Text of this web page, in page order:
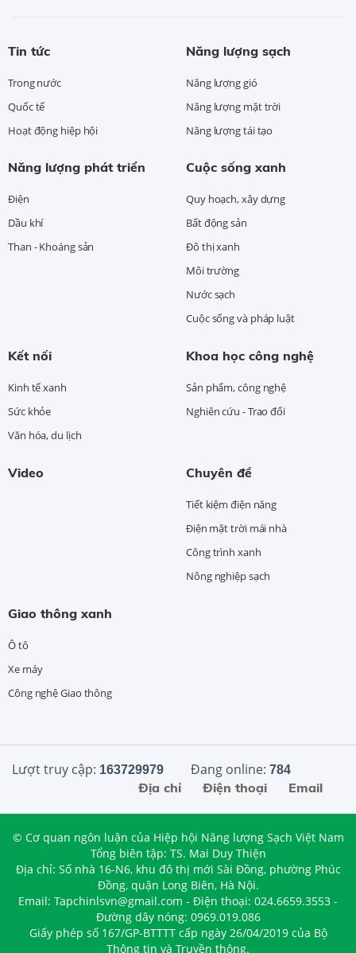
Tin tức
Trong nước
Quốc tế
Hoạt động hiệp hội
Năng lượng sạch
Năng lượng gió
Năng lượng mặt trời
Năng lượng tái tạo
Năng lượng phát triển
Điện
Dầu khí
Than - Khoáng sản
Cuộc sống xanh
Quy hoạch, xây dựng
Bất động sản
Đô thị xanh
Môi trường
Nước sạch
Cuộc sống và pháp luật
Kết nối
Kinh tế xanh
Sức khỏe
Văn hóa, du lịch
Khoa học công nghệ
Sản phẩm, công nghệ
Nghiên cứu - Trao đổi
Video Chuyên đề
Tiết kiệm điện năng
Điện mặt trời mái nhà
Công trình xanh
Nông nghiệp sạch
Giao thông xanh
Ô tô
Xe máy
Công nghệ Giao thông
Lượt truy cập: 163729979 Đang online: 784
Email
Điện thoại
Địa chỉ
© Cơ quan ngôn luận của Hiệp hội Năng lượng Sạch Việt Nam
Tổng biên tập: TS. Mai Duy Thiện
Địa chỉ: Số nhà 16-N6, khu đô thị mới Sài Đồng, phường Phúc
Đồng, quận Long Biên, Hà Nội.
Email: Tapchinlsvn@gmail.com - Điện thoại: 024.6659.3553 -
Đường dây nóng: 0969.019.086
Giấy phép số 167/GP-BTTTT cấp ngày 26/04/2019 của Bộ
Thông tin và Truyền thông.